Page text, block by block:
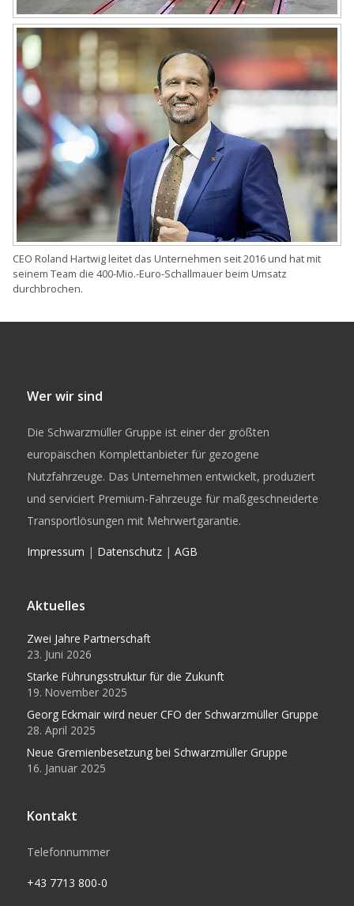
CEO Roland Hartwig leitet das Unternehmen seit 2016 und hat mit
seinem Team die 400-Mio.-Euro-Schallmauer beim Umsatz
durchbrochen.
Wer wir sind
Die Schwarzmüller Gruppe ist einer der größten
europäischen Komplettanbieter für gezogene
Nutzfahrzeuge. Das Unternehmen entwickelt, produziert
und serviciert Premium-Fahrzeuge für maßgeschneiderte
Transportlösungen mit Mehrwertgarantie.
Impressum | Datenschutz| AGB
Aktuelles
Zwei Jahre Partnerschaft
23. Juni 2026
Starke Führungsstruktur für die Zukunft
19. November 2025
Georg Eckmair wird neuer CFO der Schwarzmüller Gruppe
28. April 2025
Neue Gremienbesetzung bei Schwarzmüller Gruppe
16. Januar 2025
Kontakt
Telefonnummer
+43 7713 800-0